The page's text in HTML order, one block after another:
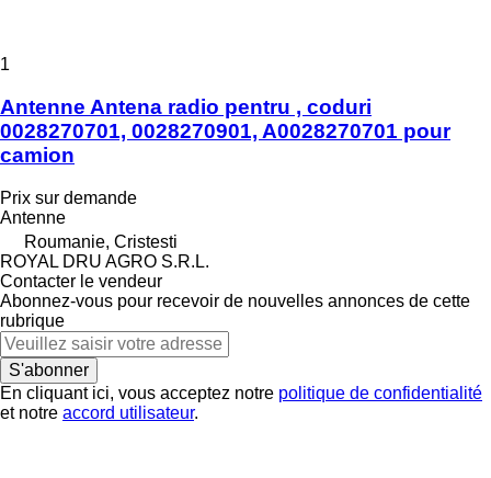
1
Antenne Antena radio pentru , coduri
0028270701, 0028270901, A0028270701 pour
camion
Prix sur demande
Antenne
Roumanie, Cristesti
ROYAL DRU AGRO S.R.L.
Contacter le vendeur
Abonnez-vous pour recevoir de nouvelles annonces de cette
rubrique
S'abonner
En cliquant ici, vous acceptez notre politique de confidentialité
et notre accord utilisateur.